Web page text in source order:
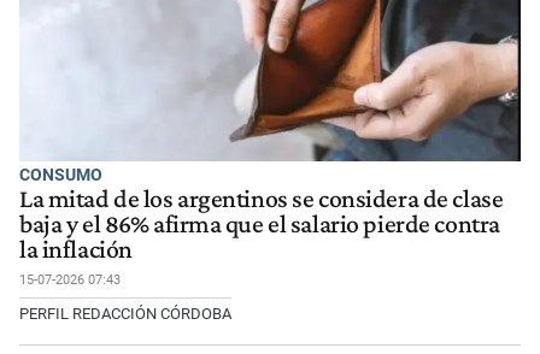
CONSUMO
La mitad de los argentinos se considera de clase
baja y el 86% afirma que el salario pierde contra
la inflación
15-07-2026 07:43
PERFIL REDACCIÓN CÓRDOBA